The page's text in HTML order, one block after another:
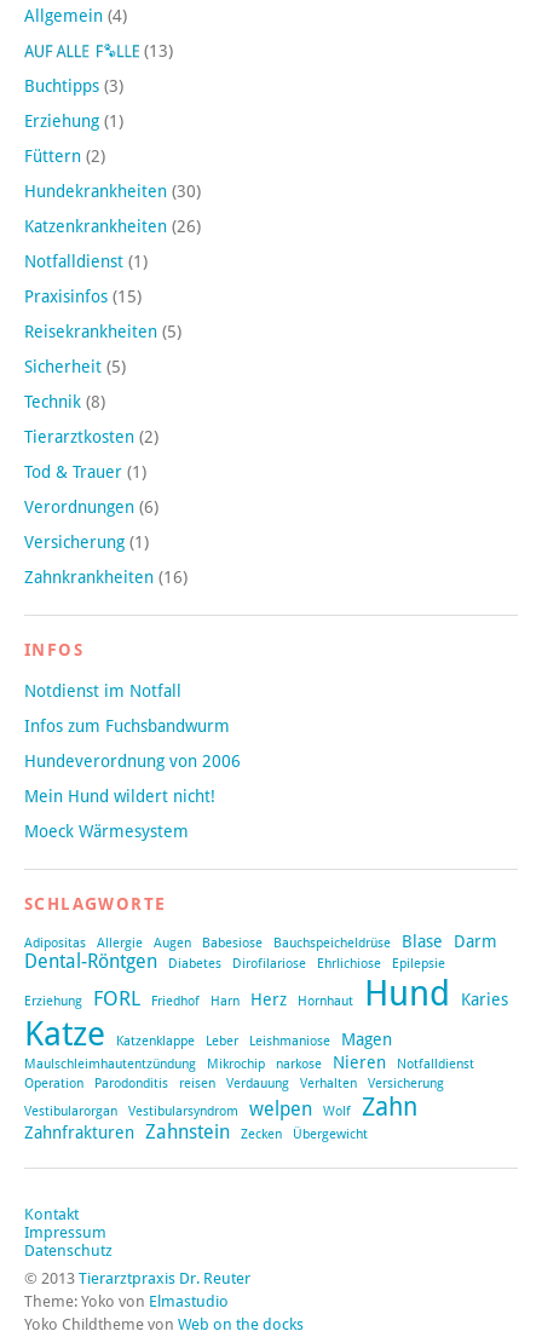
Allgemein (4)
(13)
Buchtipps (3)
Erziehung (1)
Füttern (2)
Hundekrankheiten (30)
Katzenkrankheiten (26)
Notfalldienst (1)
Praxisinfos (15)
Reisekrankheiten (5)
Sicherheit (5)
Technik (8)
Tierarztkosten (2)
Tod & Trauer (1)
Verordnungen (6)
Versicherung (1)
Zahnkrankheiten (16)
INFOS
Notdienst im Notfall
Infos zum Fuchsbandwurm
Hundeverordnung von 2006
Mein Hund wildert nicht!
Moeck Wärmesystem
SCHLAGWORTE
Adipositas Allergie Augen Babesiose Bauchspeicheldrüse Blase Darm
Dental-Röntgen Diabetes Dirofilariose Ehrlichiose Epilepsie
Erziehung FORL Friedhof Harn Herz Hornhaut Hund Karies
Katze Katzenklappe Leber Leishmaniose Magen
Maulschleimhautentzündung Mikrochip narkose Nieren
Notfalldienst
Operation
Parodonditis reisen Verdauung Verhalten
Versicherung
Vestibularorgan
Vestibularsyndrom welpen Wolf Zahn
Zahnfrakturen Zahnstein Zecken Übergewicht
Kontakt
Impressum
Datenschutz
© 2013 Tierarztpraxis Dr. Reuter
Theme: Yoko von Elmastudio
Yoko Childtheme von Web on the docks